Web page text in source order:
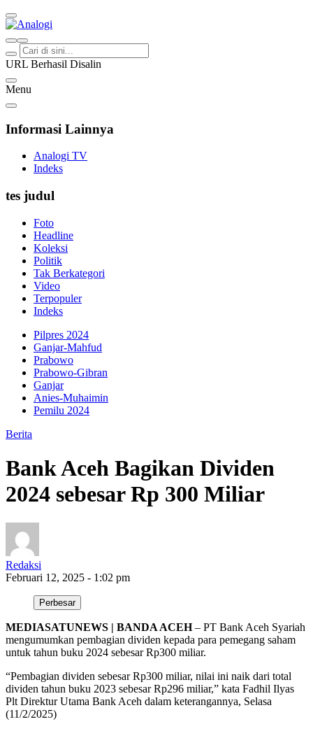
Analogi
Akurat Mengabari
URL Berhasil Disalin
Menu
Informasi Lainnya
Analogi TV
Indeks
tes judul
Foto
Headline
Koleksi
Politik
Tak Berkategori
Video
Terpopuler
Indeks
Pilpres 2024
Ganjar-Mahfud
Prabowo
Prabowo-Gibran
Ganjar
Anies-Muhaimin
Pemilu 2024
Berita
Bank Aceh Bagikan Dividen
2024 sebesar Rp 300 Miliar
Redaksi
Februari 12, 2025 - 1:02 pm
Perbesar
MEDIASATUNEWS | BANDA ACEH– PT Bank Aceh Syariah
mengumumkan pembagian dividen kepada para pemegang saham
untuk tahun buku 2024 sebesar Rp300 miliar.
“Pembagian dividen sebesar Rp300 miliar, nilai ini naik dari total
dividen tahun buku 2023 sebesar Rp296 miliar,” kata Fadhil Ilyas
Plt Direktur Utama Bank Aceh dalam keterangannya, Selasa
(11/2/2025)